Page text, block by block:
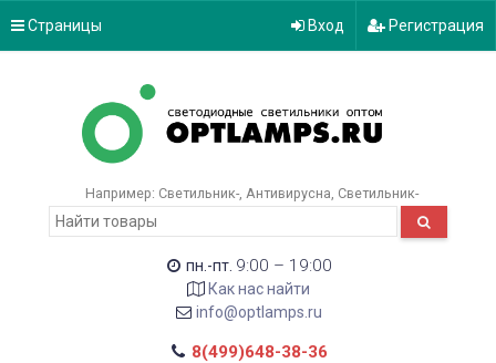
Страницы Вход Регистрация
Например: Светильник- Антивирусна Светильник-
пн.-пт. 9:00 – 19:00
Как нас найти
info@optlamps.ru
8(499)648-38-36